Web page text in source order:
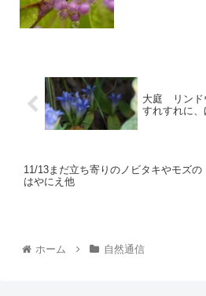
大庭 リンド
すれすれに、
11/13まだ立ち寄りのノビタキやモズの
はやにえ他
ホーム 自然通信